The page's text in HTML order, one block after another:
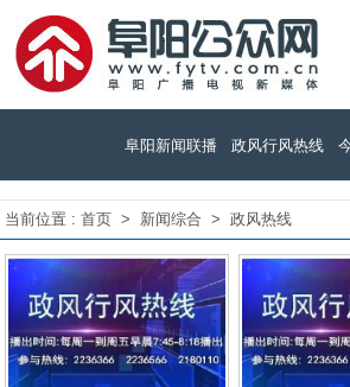
阜阳新闻联播 政风行风热线
当前位置 : 首页 > 新闻综合 > 政风热线